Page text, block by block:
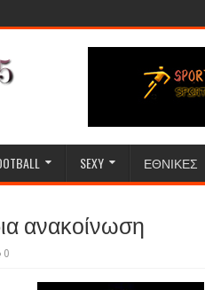
SEXY ΕΘΝΙΚΕΣ
ανακοίνωση
0